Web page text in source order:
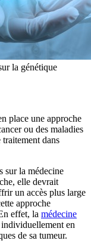
la génétique
place une approche
ou des maladies
dans
sur la médecine
elle devrait
un accès plus large
approche
effet, la médecine
en
de sa tumeur.